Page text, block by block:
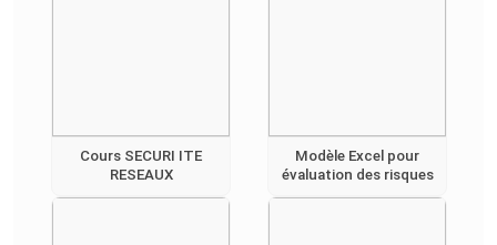
Cours SECURI ITE
RESEAUX
Modèle Excel pour
évaluation des risques